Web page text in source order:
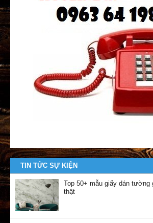
TIN TỨC SỰ KIỆN
Top 50+ mẫu giấy dán tường
thật